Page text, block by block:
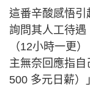
這番辛酸感悟引
詢問其人工待遇
（12小時一更
主無奈回應指
500 多元日薪）